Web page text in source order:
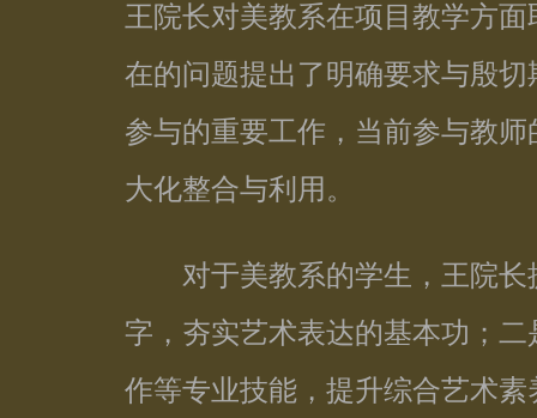
王院长对美教系在项目教学方
在的问题提出了明确要求与殷
参与的重要工作，当前参与教
大化整合与利用。
对于美教系的学生，王院长
字，夯实艺术表达的基本功；
作等专业技能，提升综合艺术